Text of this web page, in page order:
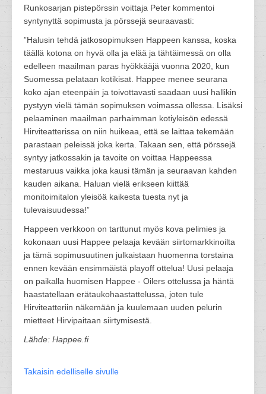
Runkosarjan pistepörssin voittaja Peter kommentoi
syntynyttä sopimusta ja pörssejä seuraavasti:
”Halusin tehdä jatkosopimuksen Happeen kanssa, koska
täällä kotona on hyvä olla ja elää ja tähtäimessä on olla
edelleen maailman paras hyökkääjä vuonna 2020, kun
Suomessa pelataan kotikisat. Happee menee seurana
koko ajan eteenpäin ja toivottavasti saadaan uusi hallikin
pystyyn vielä tämän sopimuksen voimassa ollessa. Lisäksi
pelaaminen maailman parhaimman kotiyleisön edessä
Hirviteatterissa on niin huikeaa, että se laittaa tekemään
parastaan peleissä joka kerta. Takaan sen, että pörssejä
syntyy jatkossakin ja tavoite on voittaa Happeessa
mestaruus vaikka joka kausi tämän ja seuraavan kahden
kauden aikana. Haluan vielä erikseen kiittää
monitoimitalon yleisöä kaikesta tuesta nyt ja
tulevaisuudessa!”
Happeen verkkoon on tarttunut myös kova pelimies ja
kokonaan uusi Happee pelaaja kevään siirtomarkkinoilta
ja tämä sopimusuutinen julkaistaan huomenna torstaina
ennen kevään ensimmäistä playoff ottelua! Uusi pelaaja
on paikalla huomisen Happee - Oilers ottelussa ja häntä
haastatellaan erätaukohaastattelussa, joten tule
Hirviteatteriin näkemään ja kuulemaan uuden pelurin
mietteet Hirvipaitaan siirtymisestä.
Lähde: Happee.fi
Takaisin edelliselle sivulle